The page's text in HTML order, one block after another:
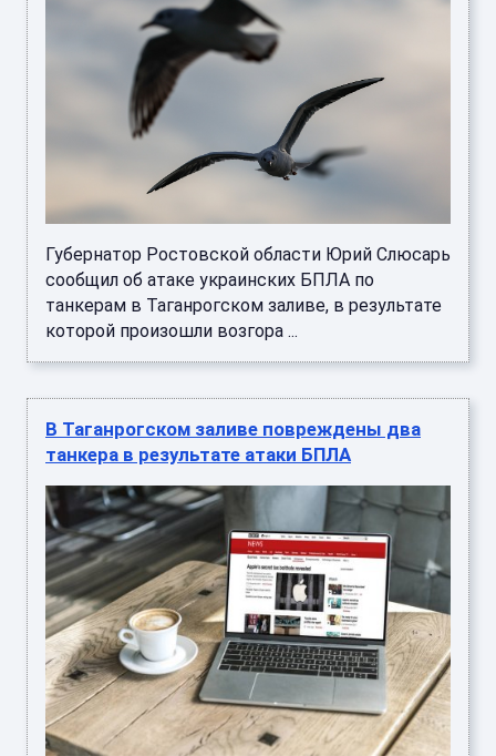
Губернатор Ростовской области Юрий Слюсарь
сообщил об атаке украинских БПЛА по
танкерам в Таганрогском заливе, в результате
которой произошли возгора ...
В Таганрогском заливе повреждены два
танкера в результате атаки БПЛА